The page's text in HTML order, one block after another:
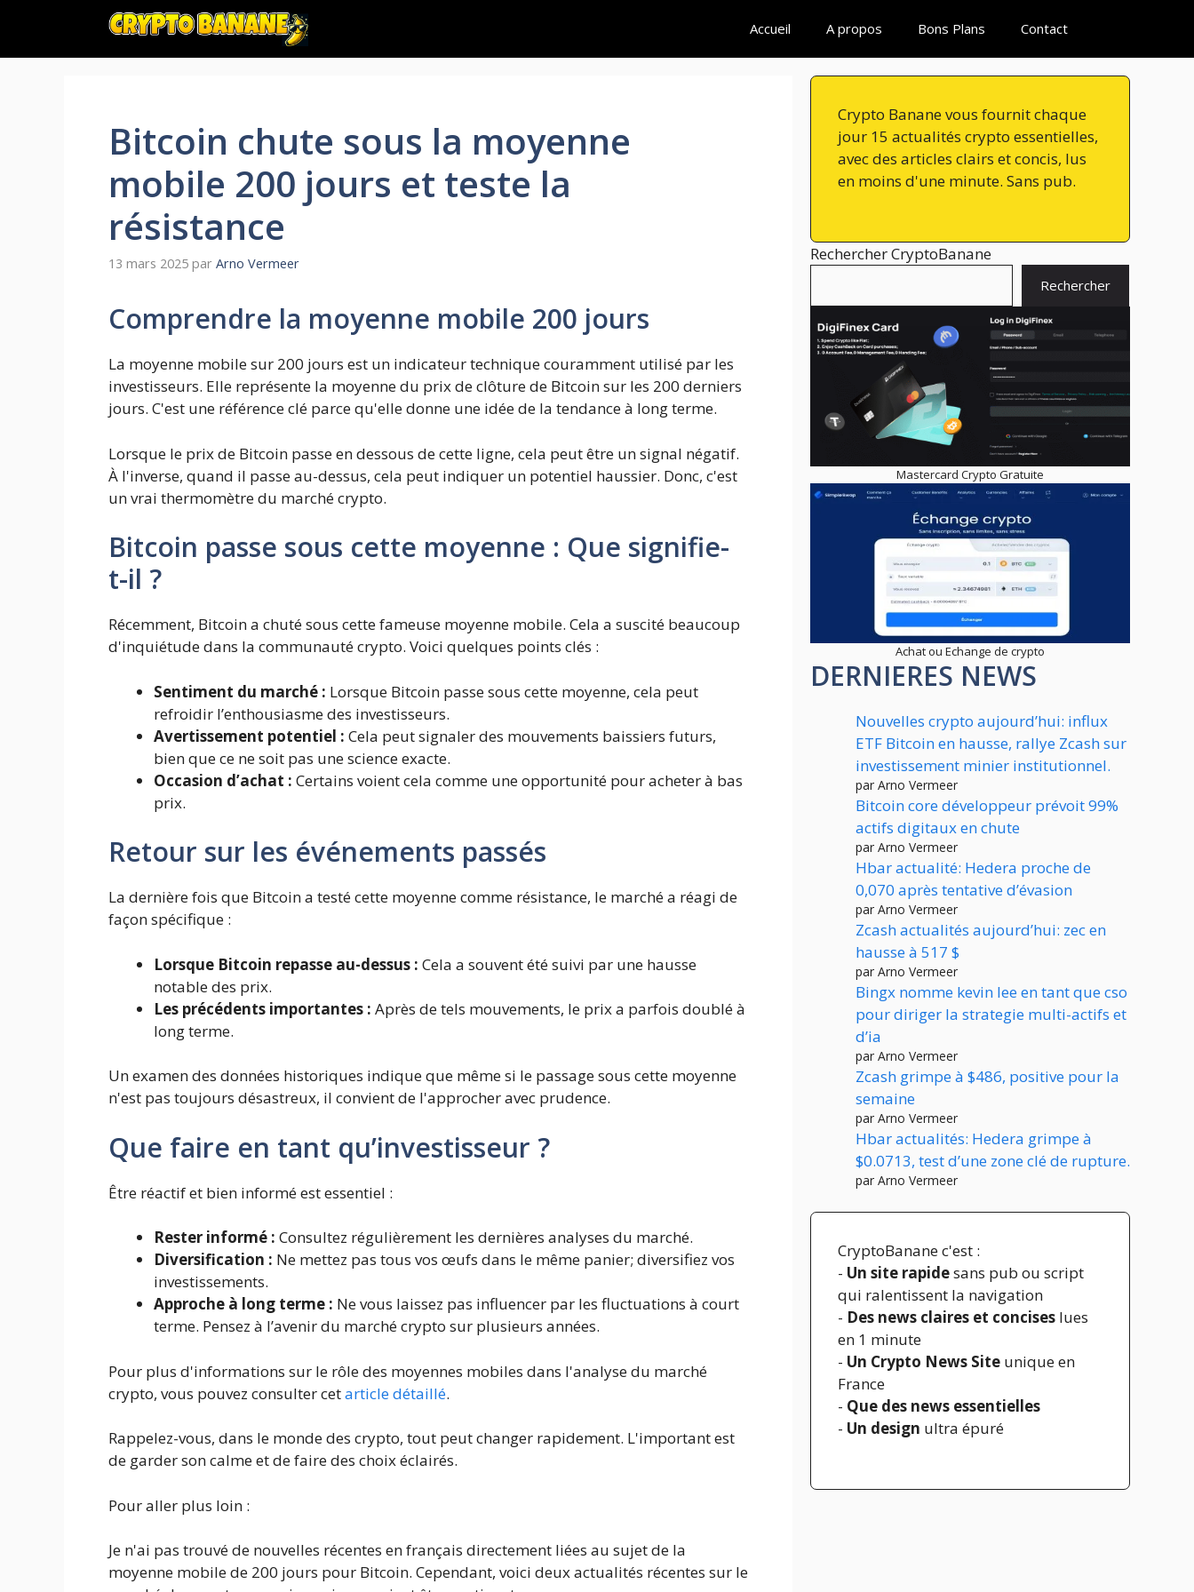
contenu
Accueil A propos Bons Plans Contact
Bitcoin chute sous la moyenne
mobile 200 jours et teste la
résistance
13 mars 2025 par Arno Vermeer
Comprendre la moyenne mobile 200 jours
La moyenne mobile sur 200 jours est un indicateur technique couramment utilisé par les
investisseurs. Elle représente la moyenne du prix de clôture de Bitcoin sur les 200 derniers
jours. C'est une référence clé parce qu'elle donne une idée de la tendance à long terme.
Lorsque le prix de Bitcoin passe en dessous de cette ligne, cela peut être un signal négatif.
À l'inverse, quand il passe au-dessus, cela peut indiquer un potentiel haussier. Donc, c'est
un vrai thermomètre du marché crypto.
Bitcoin passe sous cette moyenne : Que signifie-
t-il ?
Récemment, Bitcoin a chuté sous cette fameuse moyenne mobile. Cela a suscité beaucoup
d'inquiétude dans la communauté crypto. Voici quelques points clés :
Sentiment du marché : Lorsque Bitcoin passe sous cette moyenne, cela peut
refroidir l’enthousiasme des investisseurs.
Avertissement potentiel : Cela peut signaler des mouvements baissiers futurs,
bien que ce ne soit pas une science exacte.
Occasion d’achat : Certains voient cela comme une opportunité pour acheter à bas
prix.
Retour sur les événements passés
La dernière fois que Bitcoin a testé cette moyenne comme résistance, le marché a réagi de
façon spécifique :
Lorsque Bitcoin repasse au-dessus : Cela a souvent été suivi par une hausse
notable des prix.
Les précédents importantes : Après de tels mouvements, le prix a parfois doublé à
long terme.
Un examen des données historiques indique que même si le passage sous cette moyenne
n'est pas toujours désastreux, il convient de l'approcher avec prudence.
Que faire en tant qu’investisseur ?
Être réactif et bien informé est essentiel :
Rester informé : Consultez régulièrement les dernières analyses du marché.
Diversification : Ne mettez pas tous vos œufs dans le même panier; diversifiez vos
investissements.
Approche à long terme : Ne vous laissez pas influencer par les fluctuations à court
terme. Pensez à l’avenir du marché crypto sur plusieurs années.
Pour plus d'informations sur le rôle des moyennes mobiles dans l'analyse du marché
crypto, vous pouvez consulter cetarticle détaillé.
Rappelez-vous, dans le monde des crypto, tout peut changer rapidement. L'important est
de garder son calme et de faire des choix éclairés.
Pour aller plus loin :
Je n'ai pas trouvé de nouvelles récentes en français directement liées au sujet de la
moyenne mobile de 200 jours pour Bitcoin. Cependant, voici deux actualités récentes sur le
Crypto Banane vous fournit chaque
jour 15 actualités crypto essentielles,
avec des articles clairs et concis, lus
en moins d'une minute. Sans pub.
Rechercher CryptoBanane
Rechercher
Mastercard Crypto Gratuite
Achat ou Echange de crypto
DERNIERES NEWS
Nouvelles crypto aujourd’hui: influx
ETF Bitcoin en hausse, rallye Zcash sur
investissement minier institutionnel.
par Arno Vermeer
Bitcoin core développeur prévoit 99%
actifs digitaux en chute
par Arno Vermeer
Hbar actualité: Hedera proche de
0,070 après tentative d’évasion
par Arno Vermeer
Zcash actualités aujourd’hui: zec en
hausse à 517 $
par Arno Vermeer
Bingx nomme kevin lee en tant que cso
pour diriger la strategie multi-actifs et
d’ia
par Arno Vermeer
Zcash grimpe à $486, positive pour la
semaine
par Arno Vermeer
Hbar actualités: Hedera grimpe à
$0.0713, test d’une zone clé de rupture.
par Arno Vermeer
CryptoBanane c'est :
- Un site rapidesans pub ou script
qui ralentissent la navigation
- Des news claires et concises lues
en 1 minute
- Un Crypto News Site unique en
France
- Que des news essentielles
- Un design ultra épuré